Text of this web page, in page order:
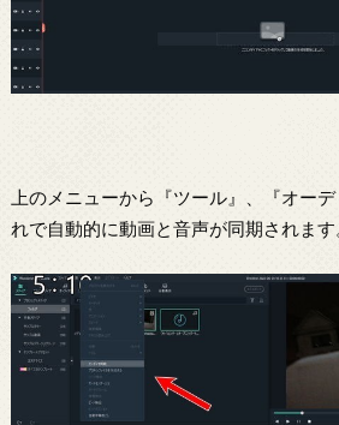
上のメニューから『ツール』、『オー
れで自動的に動画と音声が同期されます